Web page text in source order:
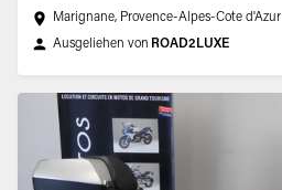
Marignane, Provence-Alpes-Cote d'Azur
Ausgeliehen von ROAD2LUXE